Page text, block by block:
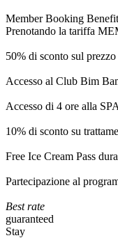
Member Booking Benefit
Prenotando la tariffa
50% di sconto sul
Accesso al Club Bim
Accesso di 4 ore alla
10% di sconto su
Free Ice Cream Pass
Partecipazione al
Best rate
guaranteed
Stay